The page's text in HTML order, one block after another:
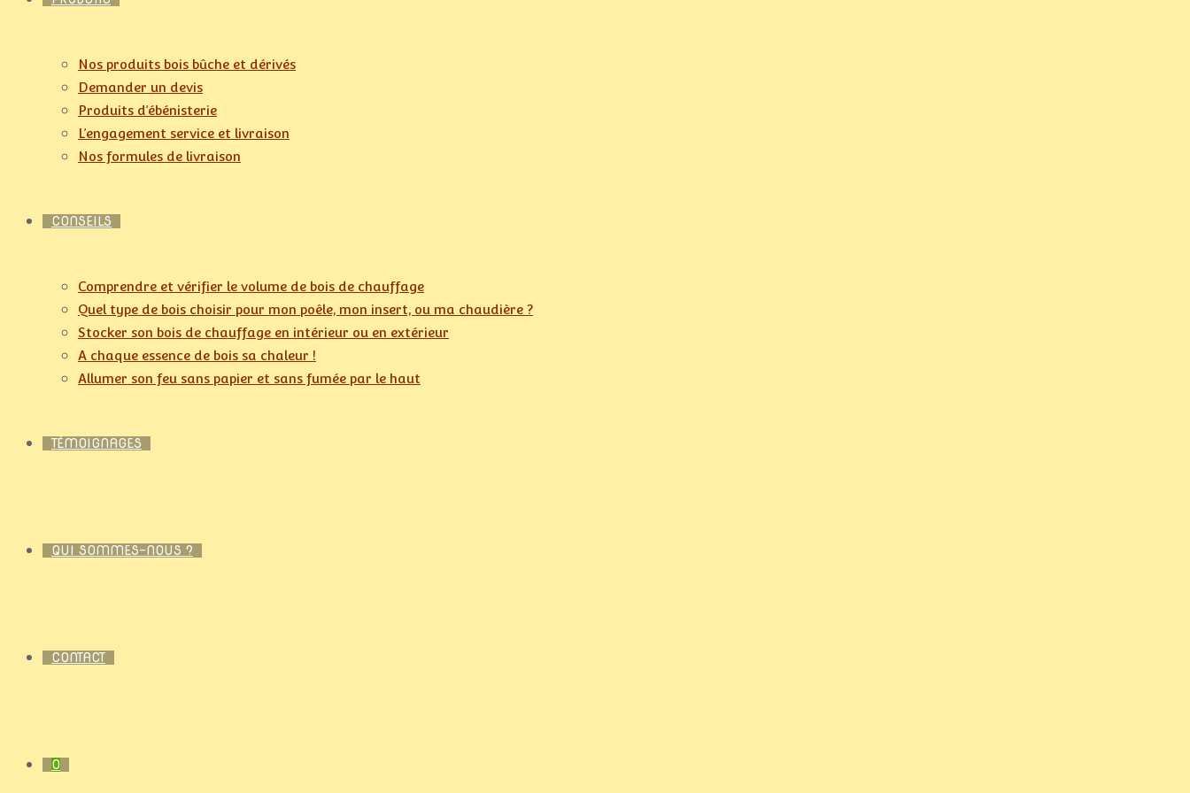
Nos produits bois bûche et dérivés
Demander un devis
Produits d’ébénisterie
L’engagement service et livraison
Nos formules de livraison
CONSEILS
Comprendre et vérifier le volume de bois de chauffage
Quel type de bois choisir pour mon poêle, mon insert, ou ma chaudière ?
Stocker son bois de chauffage en intérieur ou en extérieur
A chaque essence de bois sa chaleur !
Allumer son feu sans papier et sans fumée par le haut
TÉMOIGNAGES
QUI SOMMES-NOUS ?
CONTACT
0